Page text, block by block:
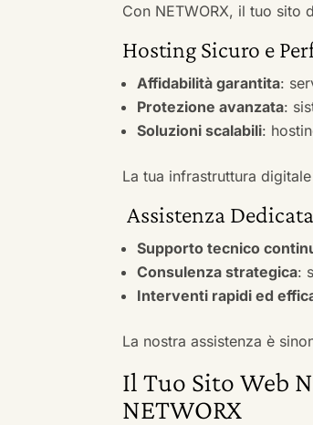
Con NETWORX, il tuo sito
Hosting Sicuro e
Affidabilità garantita:
Protezione avanzata:
Soluzioni scalabili:
La tua infrastruttura
Assistenza
Supporto tecnico
Consulenza strategica:
Interventi rapidi ed
La nostra assistenza è
Il Tuo Sito Web
NETWORX